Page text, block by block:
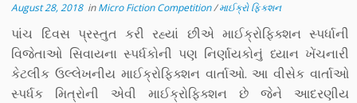
August 28, 2018inMicro Fiction Competition/માઈક્રો ફિક્શન
પાંચ દિવસ પ્રસ્તુત કરી રહ્યાં છીએ માઈક્રોફિક્શન સ્પર્ધાની
વિજેતાઓ સિવાયના સ્પર્ધકોની પણ નિર્ણાયકોનું ધ્યાન ખેંચનારી
કેટલીક ઉલ્લેખનીય માઈક્રોફિક્શન વાર્તાઓ. આ વીસેક વાર્તાઓ
સ્પર્ધક મિત્રોની એવી માઈક્રોફિક્શન છે જેને આદરણીય